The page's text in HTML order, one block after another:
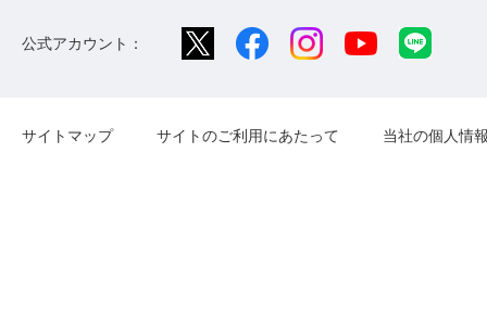
公式アカウント：
サイトマップ サイトのご利用にあたって 当社の個人情